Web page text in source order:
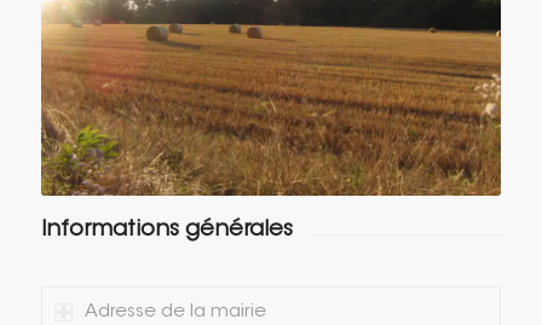
Informations générales
Adresse de la mairie